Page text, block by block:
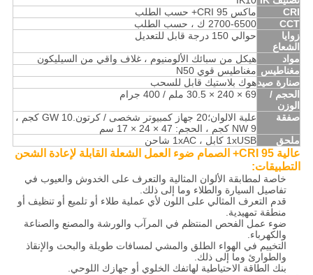
CRI
ماكس CRI 95+ حسب الطلب
CCT
2700-6500 ك ، حسب الطلب
زوايا
الشعاع
حوالي 150 درجة قابل للتعديل
مواد
هيكل من سبائك الألومنيوم ، غلاف واقي من السيليكون
مغناطيس مغناطيس قوي N50
صنارة صيدهوك بلاستيك قابل للسحب
الحجم /
الوزن
69 × 240 × 30.5 ملم / 400 جرام
صفقة
علبة الالوان؛20 جهاز كمبيوتر شخصى / كرتون.GW 10 كجم ،
NW 9 كجم ، الحجم: 47 × 24 × 17 سم
ملحق
1xUSB كابل ، 1xAC شاحن
عالية CRI 95+ الصمام ضوء العمل الشعلة القابلة لإعادة الشحن
التطبيقات:
خاصة لمطابقة الألوان المثالية والتعرف على الخدوش والعيوب في
تفاصيل السيارة والطلاء وما إلى ذلك.
قدم التعرف المثالي على اللون لأي عملية طلاء أو تلميع أو تنظيف أو
منطقة تمهيدية.
ضوء عمل الفحص المنتظم في المرآب والورشة والمصنع والصناعة
والكهرباء.
التخييم في الهواء الطلق والمشي لمسافات طويلة والبحث والإنقاذ
والطوارئ وما إلى ذلك.
بنك الطاقة الاحتياطية لهاتفك الخلوي أو جهازك اللوحي.